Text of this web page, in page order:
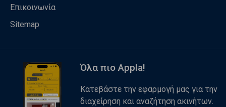
Επικοινωνία
Sitemap
Όλα πιο Appla!
Κατεβάστε την εφαρμογή μας για την
διαχείρηση και αναζήτηση ακινήτων.